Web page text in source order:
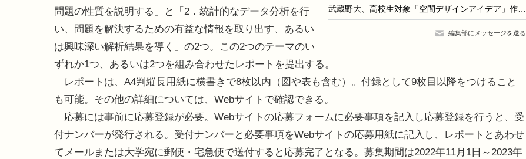
武蔵野大、高校生対象「空間デザインアイデア」作品募集
編集部にメッセージを送る
問題の性質を説明する」と「2．統計的なデータ分析を行
い、問題を解決するための有益な情報を取り出す、あるい
は興味深い解析結果を導く」の2つ。この2つのテーマのい
ずれか1つ、あるいは2つを組み合わせたレポートを提出する。
レポートは、A4判縦長用紙に横書きで8枚以内（図や表も含む）。付録として9枚目以降をつけること
も可能。その他の詳細については、Webサイトで確認できる。
応募には事前に応募登録が必要。Webサイトの応募フォームに必要事項を記入し応募登録を行うと、受
付ナンバーが発行される。受付ナンバーと必要事項をWebサイトの応募用紙に記入し、レポートとあわせ
てメールまたは大学宛に郵便・宅急便で送付すると応募完了となる。募集期間は2022年11月1日～2023年